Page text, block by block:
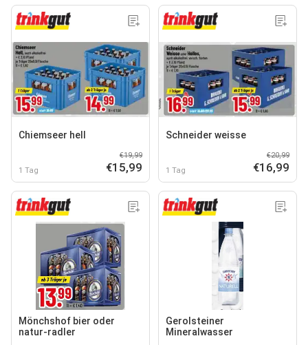
Chiemseer hell
1 Tag
€19,99
€15,99
Schneider weisse
1 Tag
€20,99
€16,99
Mönchshof bier oder
natur-radler
Gerolsteiner
Mineralwasser